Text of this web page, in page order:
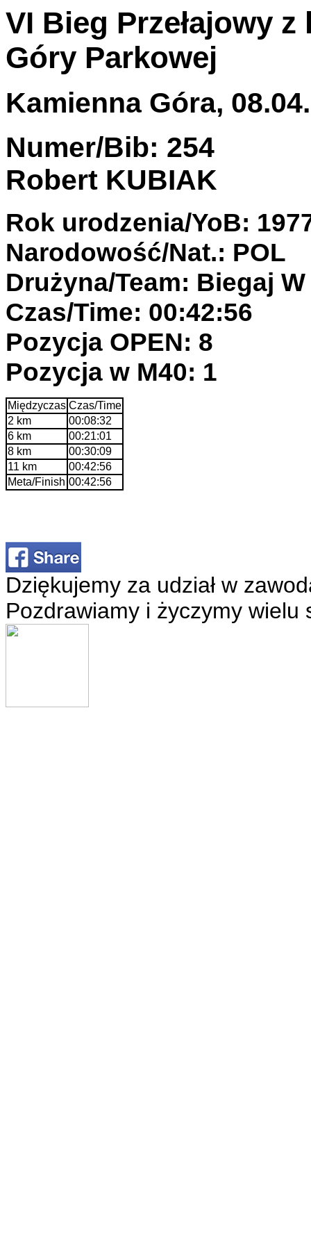
VI Bieg Przełajowy
Góry Parkowej
Kamienna Góra,
Numer/Bib: 254
Robert KUBIAK
Rok urodzenia/YoB:
Narodowość/Nat.: POL
Drużyna/Team: Biegaj
Czas/Time: 00:42:56
Pozycja OPEN: 8
Pozycja w M40: 1
Międzyczas Czas/Time
2 km
00:08:32
6 km
00:21:01
8 km
00:30:09
11 km
00:42:56
Meta/Finish 00:42:56
Dziękujemy za udział w
Pozdrawiamy i życzymy wielu